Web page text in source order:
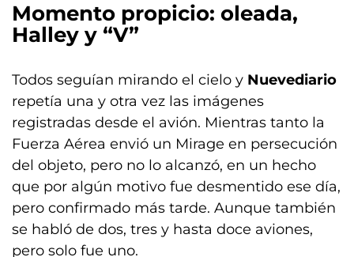
Momento propicio: oleada,
Halley y “V”
Todos seguían mirando el cielo y Nuevediario
repetía una y otra vez las imágenes
registradas desde el avión. Mientras tanto la
Fuerza Aérea envió un Mirage en persecución
del objeto, pero no lo alcanzó, en un hecho
que por algún motivo fue desmentido ese día,
pero confirmado más tarde. Aunque también
se habló de dos, tres y hasta doce aviones,
pero solo fue uno.